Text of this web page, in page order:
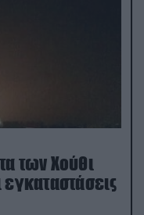
των Χούθι
εγκαταστάσεις